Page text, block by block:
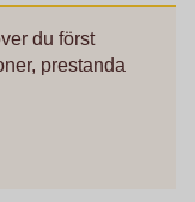
du först
prestanda